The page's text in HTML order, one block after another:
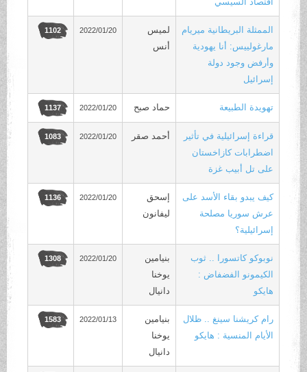
الممثلة البريطانية ميريام
مارغولييس: أنا يهودية
وأرفض وجود دولة
إسرائيل
لميس
أنس
2022/01/20
1102
تهويدة الطبيعة حماد صبح 2022/01/20
1137
قراءة إسرائيلية في تأثير
اضطرابات كازاخستان
على تل أبيب غزة
أحمد صقر 2022/01/20
1083
كيف يبدو بقاء الأسد على
عرش سوريا مصلحة
إسرائيلية؟
إسحق
ليفانون
2022/01/20
1136
نوبوكو كاتسورا .. ثوب
الكيمونو الفضفاض :
هايكو
بنيامين
يوخنا
دانيال
2022/01/20
1308
رام كريشنا سينغ .. ظلال
الأيام المنسية : هايكو
بنيامين
يوخنا
دانيال
2022/01/13
1583